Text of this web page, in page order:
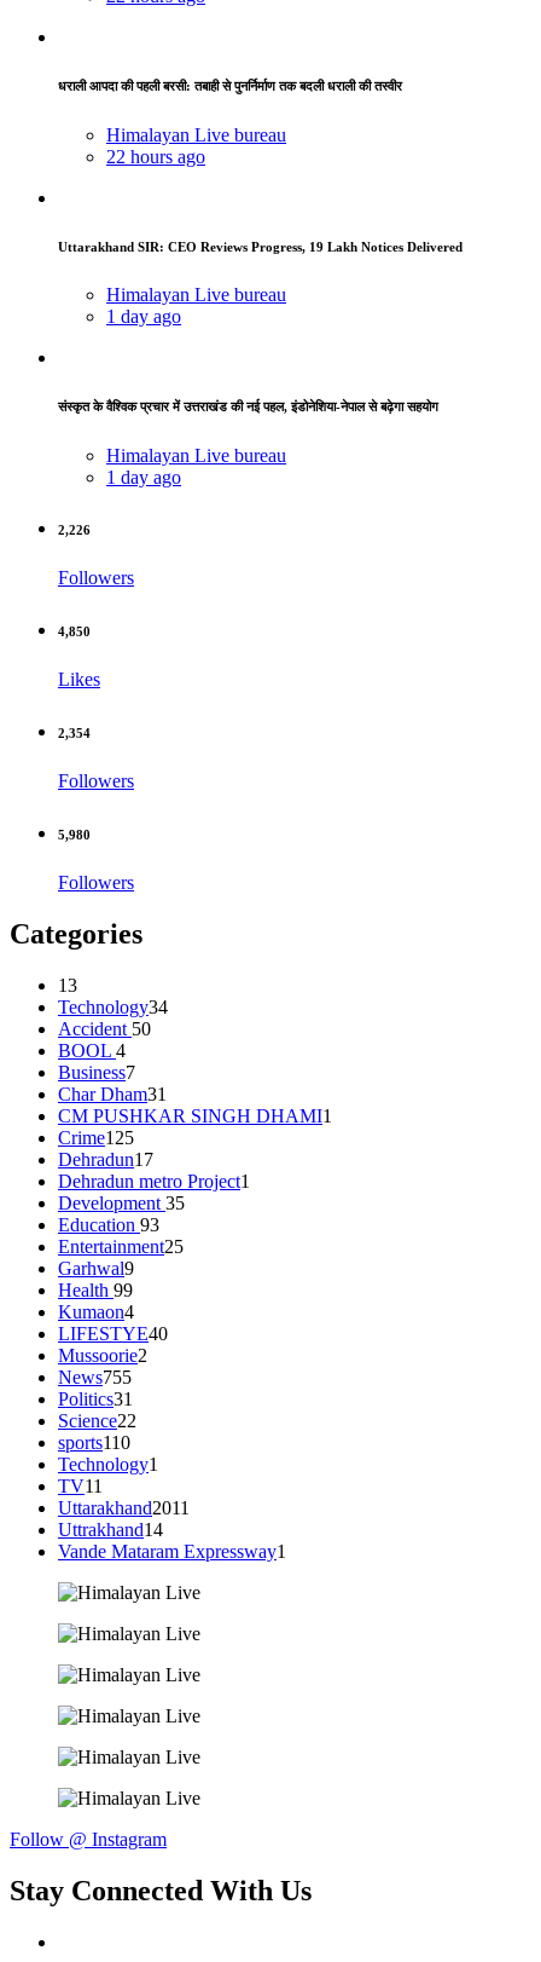
धराली आपदा की पहली बरसी: तबाही से पुनर्निर्माण तक बदली धराली की तस्वीर
Himalayan Live bureau
22 hours ago
Uttarakhand SIR: CEO Reviews Progress, 19 Lakh Notices Delivered
Himalayan Live bureau
1 day ago
संस्कृत के वैश्विक प्रचार में उत्तराखंड की नई पहल, इंडोनेशिया-नेपाल से बढ़ेगा सहयोग
Himalayan Live bureau
1 day ago
2,226
Followers
4,850
Likes
2,354
Followers
5,980
Followers
Categories
13
Technology34
Accident 50
BOOL 4
Business7
Char Dham31
CM PUSHKAR SINGH DHAMI1
Crime125
Dehradun17
Dehradun metro Project1
Development 35
Education 93
Entertainment25
Garhwal9
Health 99
Kumaon4
LIFESTYE40
Mussoorie2
News755
Politics31
Science22
sports110
Technology1
TV11
Uttarakhand2011
Uttrakhand14
Vande Mataram Expressway1
Follow @ Instagram
Stay Connected With Us